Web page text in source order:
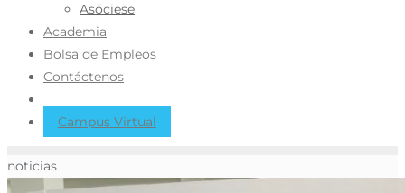
Asóciese
Academia
Bolsa de Empleos
Contáctenos
Campus Virtual
noticias